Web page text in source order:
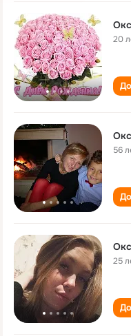
20
56
25